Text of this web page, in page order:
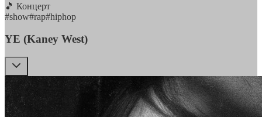
🎵 Концерт
#show#rap#hiphop
YE (Kaney West)